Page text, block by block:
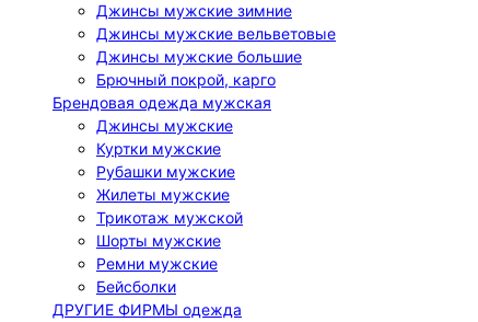
Джинсы мужские зимние
Джинсы мужские вельветовые
Джинсы мужские большие
Брючный покрой, карго
Брендовая одежда мужская
Джинсы мужские
Куртки мужские
Рубашки мужские
Жилеты мужские
Трикотаж мужской
Шорты мужские
Ремни мужские
Бейсболки
ДРУГИЕ ФИРМЫ одежда